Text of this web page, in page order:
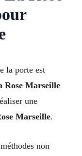
la porte est
Rose Marseille
une
Marseille.
non